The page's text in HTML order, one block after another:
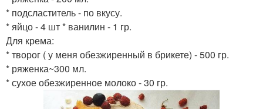
* подсластитель - по вкусу.
* яйцо - 4 шт * ванилин - 1 гр.
Для крема:
* творог ( у меня обезжиренный в брикете) - 500 гр.
* ряженка~300 мл.
* сухое обезжиренное молоко - 30 гр.